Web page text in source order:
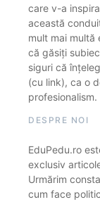
care v-a
această
mult mai multă
că găsiți
siguri că
(cu link), ca o
profesionalism.
DESPRE NOI
EduPedu.ro
exclusiv
Urmărim
cum face